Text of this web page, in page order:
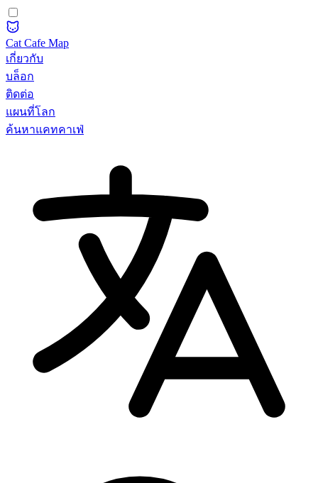
Cat Cafe Map
เกี่ยวกับ
บล็อก
ติดต่อ
แผนที่โลก
ค้นหาแคทคาเฟ่